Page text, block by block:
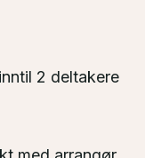
2 deltakere